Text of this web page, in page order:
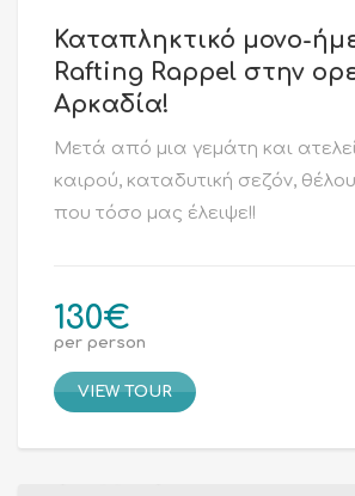
Καταπληκτικό μονο-
Rafting Rappel στην
Αρκαδία!
Μετά από μια γεμάτη και
καιρού, καταδυτική σεζόν,
που τόσο μας έλειψε!!
130€
per person
VIEW TOUR